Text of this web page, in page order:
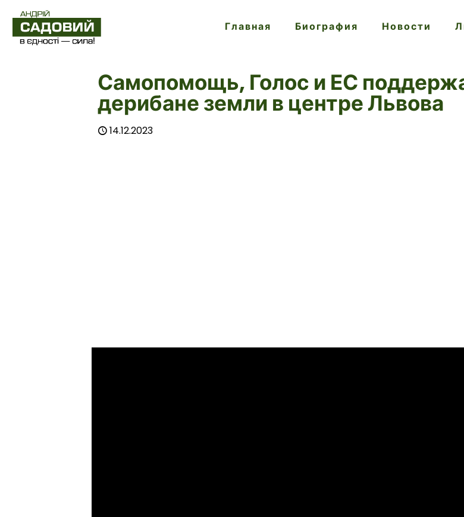
Главная Биография Новости
Самопомощь, Голос и ЕС
дерибане земли в центре Львова
14.12.2023